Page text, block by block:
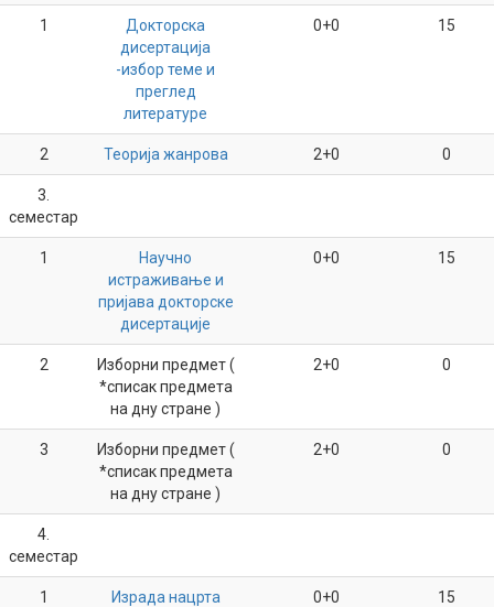
1
Докторска
дисертација
-избор теме и
преглед
литературе
0+0 15
2 Теорија жанрова 2+0 0
3.
семестар
1
Научно
истраживање и
пријава докторске
дисертације
0+0 15
2
Изборни предмет (
*списак предмета
на дну стране )
2+0 0
3
Изборни предмет (
*списак предмета
на дну стране )
2+0 0
4.
семестар
1
Израда нацрта
0+0 15